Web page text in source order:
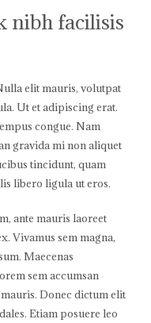
nibh facilisis
elit mauris, volutpat
Ut et adipiscing erat.
congue. Nam
gravida mi non aliquet
tincidunt, quam
libero ligula ut eros.
ante mauris laoreet
Vivamus sem magna,
Maecenas
sem accumsan
Donec dictum elit
Etiam posuere leo